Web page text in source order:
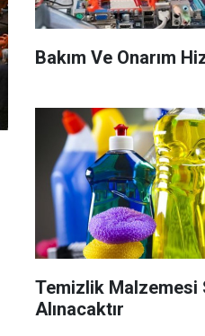
Bakım Ve Onarım
Temizlik Malzemesi
Alınacaktır